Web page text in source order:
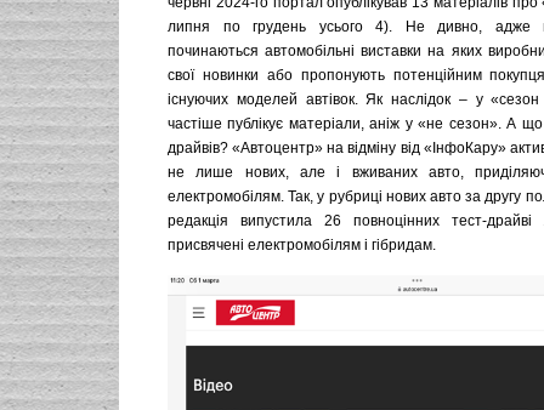
липня по грудень усього 4). Не дивно, адже
починаються автомобільні виставки на яких
свої новинки або пропонують потенційним
існуючих моделей автівок. Як наслідок – у
частіше публікує матеріали, аніж у «не сезон». А
драйвів? «Автоцентр» на відміну від «ІнфоКару»
не лише нових, але і вживаних авто,
електромобілям. Так, у рубриці нових авто за другу
редакція випустила 26 повноцінних тест-
присвячені електромобілям і гібридам.